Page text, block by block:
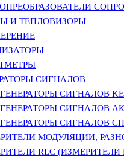
И ТЕПЛОВИЗОРЫ
СИГНАЛОВ
ГЕНЕРАТОРЫ СИГНАЛОВ
ГЕНЕРАТОРЫ СИГНАЛОВ
ГЕНЕРАТОРЫ СИГНАЛОВ
МОДУЛЯЦИИ,
RLC